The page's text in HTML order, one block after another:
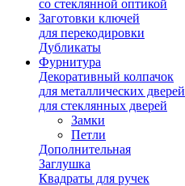
со стеклянной оптикой
Заготовки ключей
для перекодировки
Дубликаты
Фурнитура
Декоративный колпачок
для металлических дверей
для стеклянных дверей
Замки
Петли
Дополнительная
Заглушка
Квадраты для ручек